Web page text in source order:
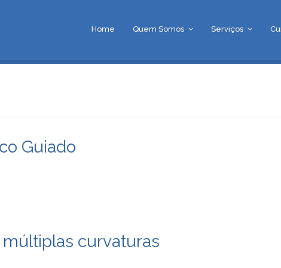
Home Quem Somos Serviços
Guiado
curvaturas